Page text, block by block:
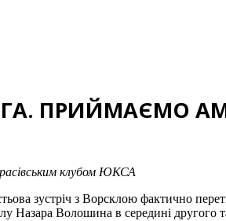
ПРИЙМАЄМО
клубом ЮКСА
зустріч з Ворсклою фактично
Назара Волошина в середині другого